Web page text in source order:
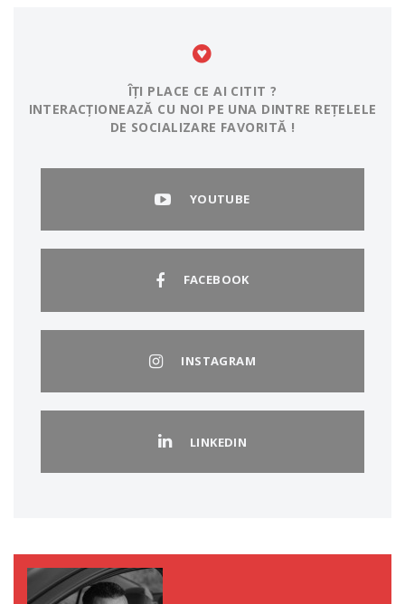
ÎȚI PLACE CE AI CITIT ?
INTERACȚIONEAZĂ CU NOI PE UNA DINTRE REȚELELE
DE SOCIALIZARE FAVORITĂ !
YOUTUBE
FACEBOOK
INSTAGRAM
LINKEDIN